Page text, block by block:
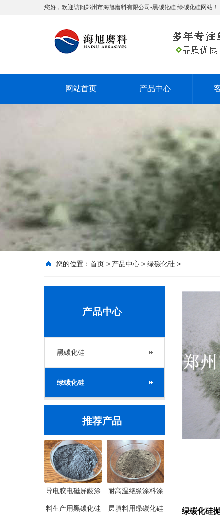
您好，欢迎访问郑州市海旭磨料有限公司-黑碳化硅 绿碳化硅网站！
网站首页 产品中心
您的位置： 首页 > 产品中心 > 绿碳化硅 >
产品中心
黑碳化硅
绿碳化硅
推荐产品
导电胶电磁屏蔽涂
料生产用黑碳化硅
耐高温绝缘涂料涂
层填料用绿碳化硅
绿碳化硅